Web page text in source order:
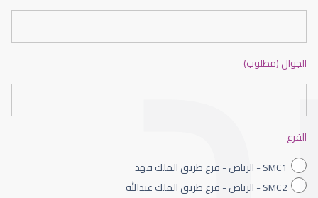
ضعف نظر الاطفال
الجوال (مطلوب)
الفرع
SMC1 - الرياض - فرع طريق الملك فهد
SMC2 - الرياض - فرع طريق الملك عبدالله